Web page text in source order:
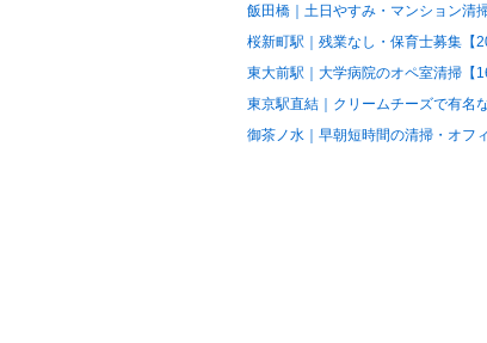
飯田橋｜土日やすみ・マンション清
桜新町駅｜残業なし・保育士募集【
東大前駅｜大学病院のオペ室清掃【
東京駅直結｜クリームチーズで有名
御茶ノ水｜早朝短時間の清掃・オフ